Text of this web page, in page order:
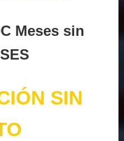
Meses sin
SIN